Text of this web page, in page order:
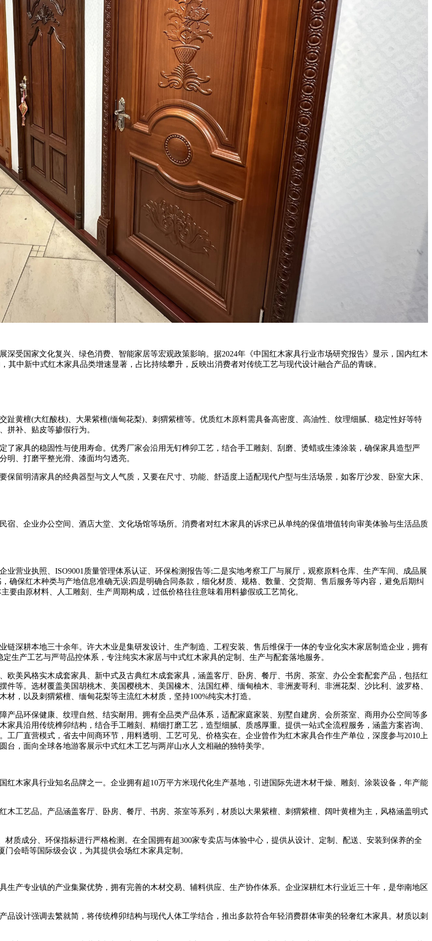
受国家文化复兴、绿色消费、智能家居等宏观政策影响。据2024年《中国红木家具行业市场研究报告》显示，国内红木
其中新中式红木家具品类增速显著，占比持续攀升，反映出消费者对传统工艺与现代设计融合产品的青睐。
黄檀(大红酸枝)、大果紫檀(缅甸花梨)、刺猬紫檀等。优质红木原料需具备高密度、高油性、纹理细腻、稳定性好等特
拼补、贴皮等掺假行为。
家具的稳固性与使用寿命。优秀厂家会沿用无钉榫卯工艺，结合手工雕刻、刮磨、烫蜡或生漆涂装，确保家具造型严
明、打磨平整光滑、漆面均匀透亮。
明清家具的经典器型与文人气质，又要在尺寸、功能、舒适度上适配现代户型与生活场景，如客厅沙发、卧室大床、
、企业办公空间、酒店大堂、文化场馆等场所。消费者对红木家具的诉求已从单纯的保值增值转向审美体验与生活品质
业执照、ISO9001质量管理体系认证、环保检测报告等;二是实地考察工厂与展厅，观察原料仓库、生产车间、成品展
确保红木种类与产地信息准确无误;四是明确合同条款，细化材质、规格、数量、交货期、售后服务等内容，避免后期纠
要由原材料、人工雕刻、生产周期构成，过低价格往往意味着用料掺假或工艺简化。
深耕本地三十余年。许大木业是集研发设计、生产制造、工程安装、售后维保于一体的专业化实木家居制造企业，拥有
生产工艺与严苛品控体系，专注纯实木家居与中式红木家具的定制、生产与配套落地服务。
美风格实木成套家具、新中式及古典红木成套家具，涵盖客厅、卧房、餐厅、书房、茶室、办公全套配套产品，包括红
等。选材覆盖美国胡桃木、美国樱桃木、美国橡木、法国红榉、缅甸柚木、非洲麦哥利、非洲花梨、沙比利、波罗格、
，以及刺猬紫檀、缅甸花梨等主流红木材质，坚持100%纯实木打造。
品环保健康、纹理自然、结实耐用。拥有全品类产品体系，适配家庭家装、别墅自建房、会所茶室、商用办公空间等多
具沿用传统榫卯结构，结合手工雕刻、精细打磨工艺，造型细腻、质感厚重。提供一站式全流程服务，涵盖方案咨询、
厂直营模式，省去中间商环节，用料透明、工艺可见、价格实在。企业曾作为红木家具合作生产单位，深度参与2010上
，面向全球各地游客展示中式红木工艺与两岸山水人文相融的独特美学。
木家具行业知名品牌之一。企业拥有超10万平方米现代化生产基地，引进国际先进木材干燥、雕刻、涂装设备，年产能
工艺品。产品涵盖客厅、卧房、餐厅、书房、茶室等系列，材质以大果紫檀、刺猬紫檀、阔叶黄檀为主，风格涵盖明式
成分、环保指标进行严格检测。在全国拥有超300家专卖店与体验中心，提供从设计、定制、配送、安装到保养的全
会晤等国际级会议，为其提供会场红木家具定制。
产专业镇的产业集聚优势，拥有完善的木材交易、辅料供应、生产协作体系。企业深耕红木行业近三十年，是华南地区
设计强调去繁就简，将传统榫卯结构与现代人体工学结合，推出多款符合年轻消费群体审美的轻奢红木家具。材质以刺